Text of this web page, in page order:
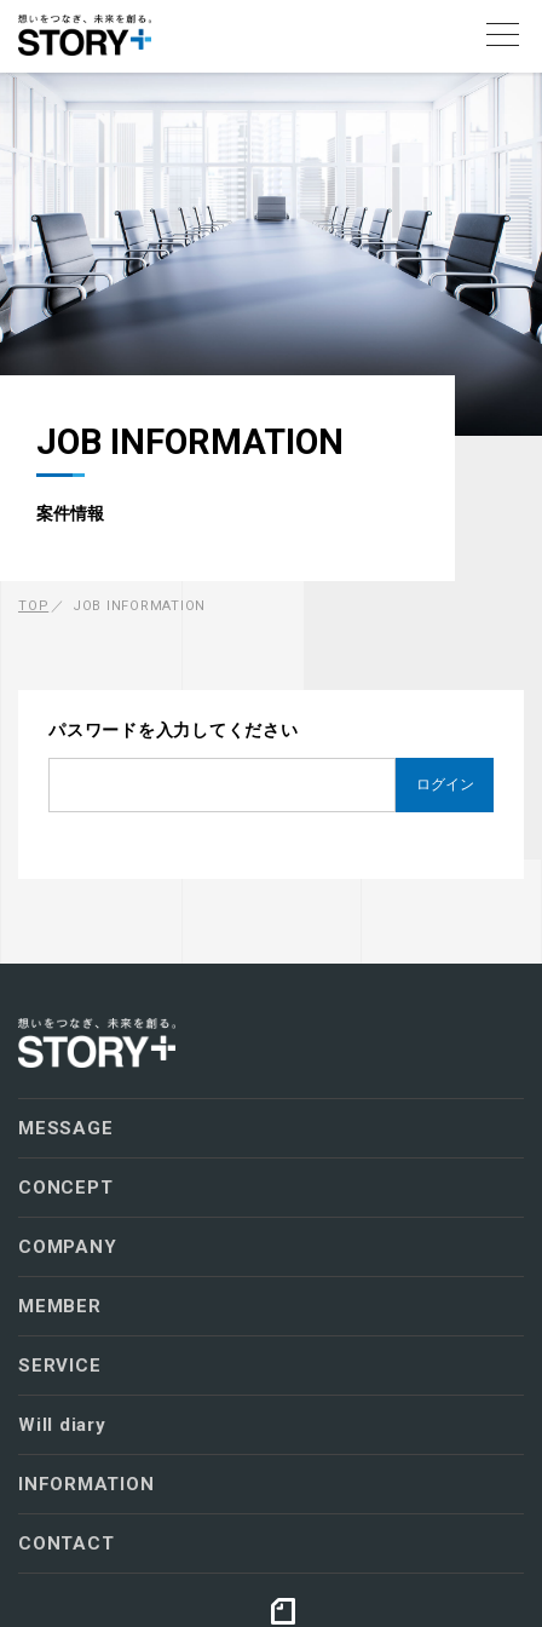
toggle
JOB INFORMATION
案件情報
TOP JOB INFORMATION
パスワードを入力してください
ログイン
MESSAGE
CONCEPT
COMPANY
MEMBER
SERVICE
Will diary
INFORMATION
CONTACT